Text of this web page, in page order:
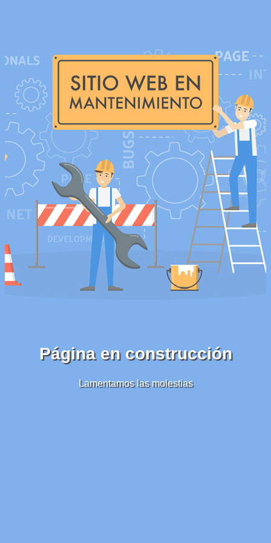
Página en construcción
Lamentamos las molestias